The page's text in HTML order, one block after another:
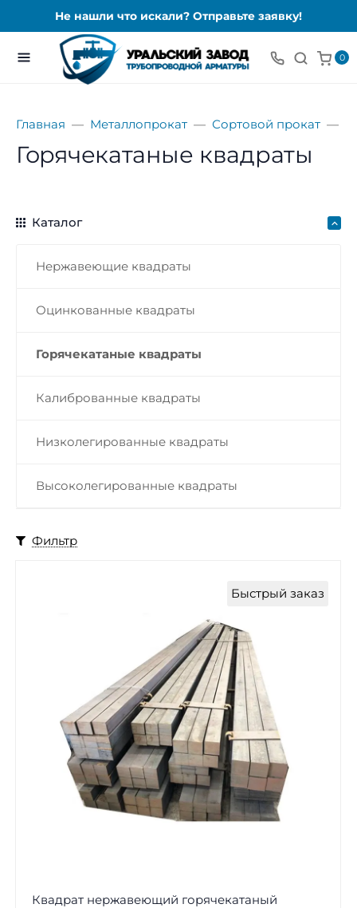
Не нашли что искали? Отправьте заявку!
0
Главная Металлопрокат Сортовой прокат
Горячекатаные квадраты
Каталог
Нержавеющие квадраты
Оцинкованные квадраты
Горячекатаные квадраты
Калиброванные квадраты
Низколегированные квадраты
Высоколегированные квадраты
Фильтр
Быстрый заказ
Квадрат нержавеющий горячекатаный